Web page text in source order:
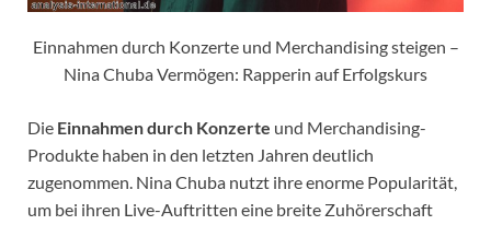
Einnahmen durch Konzerte und Merchandising steigen –
Nina Chuba Vermögen: Rapperin auf Erfolgskurs
Die Einnahmen durch Konzerte und Merchandising-
Produkte haben in den letzten Jahren deutlich
zugenommen. Nina Chuba nutzt ihre enorme Popularität,
um bei ihren Live-Auftritten eine breite Zuhörerschaft